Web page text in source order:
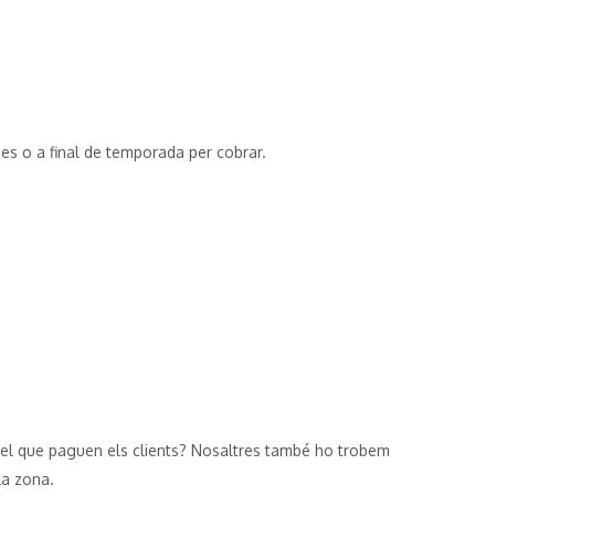
o a final de temporada per cobrar.
que paguen els clients? Nosaltres també ho trobem
zona.